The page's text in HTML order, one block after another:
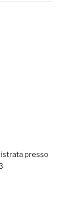
presso